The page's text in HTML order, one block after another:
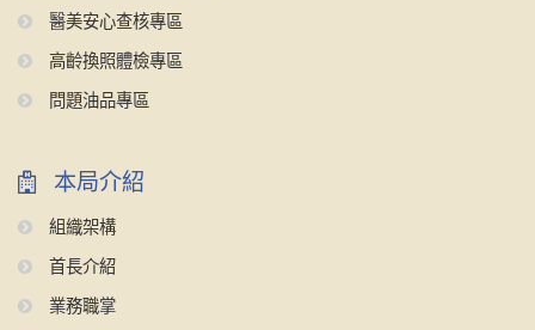
醫美安心查核專區
高齡換照體檢專區
問題油品專區
本局介紹
組織架構
首長介紹
業務職掌